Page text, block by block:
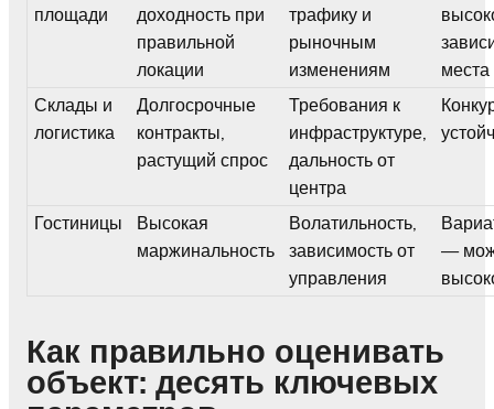
площади
доходность при
правильной
локации
трафику и
рыночным
изменениям
места
Склады и
логистика
Долгосрочные
контракты,
растущий спрос
Требования к
инфраструктуре,
дальность от
центра
Гостиницы
Высокая
маржинальность
Волатильность,
зависимость от
управления
—
Как правильно оценивать
объект: десять ключевых